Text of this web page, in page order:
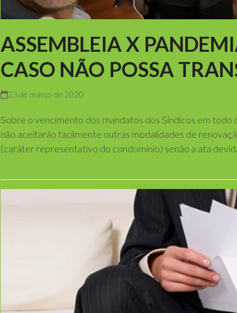
ASSEMBLEIA X
CASO NÃO POSSA
23 de março de 2020
Sobre o vencimento dos mandatos dos Síndicos em todo
não aceitarão facilmente outras modalidades de
(caráter representativo do condomínio) senão a ata